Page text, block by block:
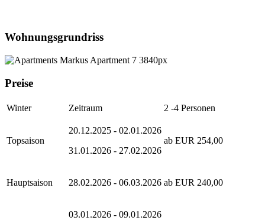
Wohnungsgrundriss
Preise
Winter Zeitraum 2 -4 Personen
Topsaison
20.12.2025 - 02.01.2026
31.01.2026 - 27.02.2026
ab EUR 254,00
Hauptsaison 28.02.2026 - 06.03.2026 ab EUR 240,00
03.01.2026 - 09.01.2026